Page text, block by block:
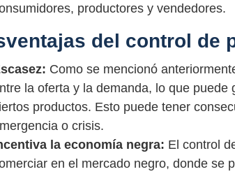
productores y vendedores.
del control de
Como se mencionó
la oferta y la demanda, lo que
productos. Esto puede tener
o crisis.
la economía negra: El control
en el mercado negro, donde se